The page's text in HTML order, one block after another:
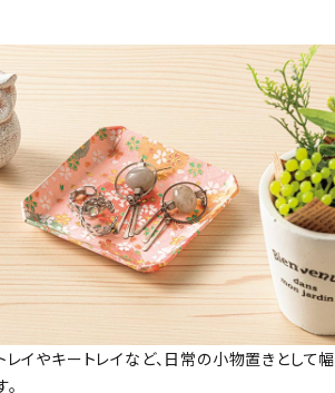
レイやキートレイなど、日常の小物置きとして幅